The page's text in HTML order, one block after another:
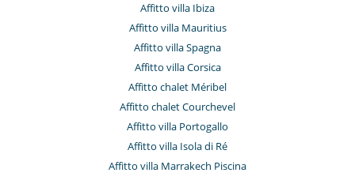
Affitto villa Ibiza
Affitto villa Mauritius
Affitto villa Spagna
Affitto villa Corsica
Affitto chalet Méribel
Affitto chalet Courchevel
Affitto villa Portogallo
Affitto villa Isola di Ré
Affitto villa Marrakech Piscina